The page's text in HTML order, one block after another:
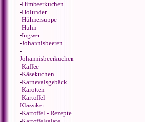
-Himbeerkuchen
-Holunder
-Hühnersuppe
-Huhn
-Ingwer
-Johannisbeeren
-
Johannisbeerkuchen
-Kaffee
-Käsekuchen
-Karnevalsgebäck
-Karotten
-Kartoffel -
Klassiker
-Kartoffel - Rezepte